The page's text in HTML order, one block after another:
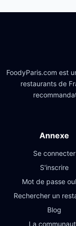
FoodyParis.com est
restaurants de
Annexe
Se connecter
S'inscrire
Mot de passe
Rechercher un
Blog
La